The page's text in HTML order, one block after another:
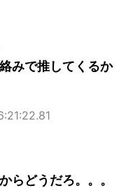
みで推してくるか
らどうだろ。。。